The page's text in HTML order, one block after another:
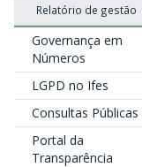
Relatório de gestão
Governança em
Números
LGPD no Ifes
Consultas Públicas
Portal da
Transparência